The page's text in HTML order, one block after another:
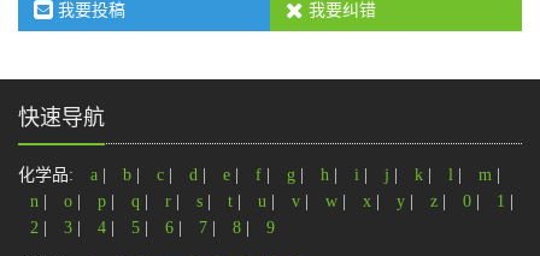
我要投稿 我要纠错
快速导航
化学品: a b c d e f g h i j k l m
n
o p q r s t u v w x y z 0 1
2
3 4 5 6 7 8 9